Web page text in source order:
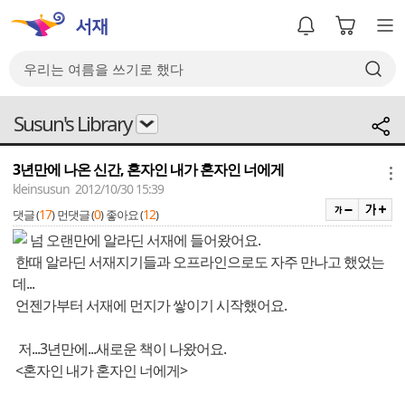
Susun's Library
3년만에 나온 신간, 혼자인 내가 혼자인 너에게
kleinsusun 2012/10/30 15:39
댓글 (17) 먼댓글 (0) 좋아요 (12)
넘 오랜만에 알라딘 서재에 들어왔어요.
한때 알라딘 서재지기들과 오프라인으로도 자주 만나고 했었는
데...
언젠가부터 서재에 먼지가 쌓이기 시작했어요.
저...3년만에...새로운 책이 나왔어요.
<혼자인 내가 혼자인 너에게>